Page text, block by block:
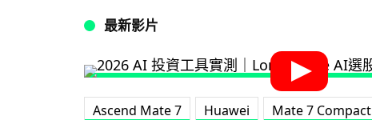
最新影片
Ascend Mate 7 Huawei Mate 7 Compact